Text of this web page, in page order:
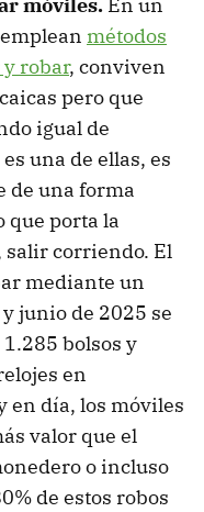
móviles. En un
métodos
robar, conviven
pero que
igual de
una de ellas, es
de una forma
que porta la
corriendo. El
mediante un
junio de 2025 se
bolsos y
en
en día, los móviles
valor que el
o incluso
de estos robos